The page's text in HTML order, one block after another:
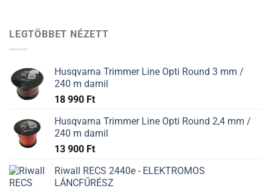
12
LEGTÖBBET NÉZETT
Husqvarna Trimmer Line Opti Round 3 mm /
240 m damil
18 990 Ft
Husqvarna Trimmer Line Opti Round 2,4 mm /
240 m damil
13 900 Ft
Riwall RECS 2440e - ELEKTROMOS
LÁNCFŰRÉSZ